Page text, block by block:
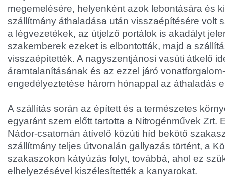
megemelésére, helyenként azok lebontására és
szállítmány áthaladása után visszaépítésére volt
a légvezetékek, az útjelző portálok is akadályt
szakemberek ezeket is elbontották, majd a
visszaépítették. A nagyszentjánosi vasúti átkelő
áramtalanításának és az ezzel járó
engedélyeztetése három hónappal az áthaladás
A szállítás során az épített és a természetes
egyaránt szem előtt tartotta a Nitrogénművek Zrt.
Nádor-csatornán átívelő közúti híd bekötő
szállítmány teljes útvonalán gallyazás történt, a
szakaszokon kátyúzás folyt, továbbá, ahol ez
elhelyezésével kiszélesítették a kanyarokat.